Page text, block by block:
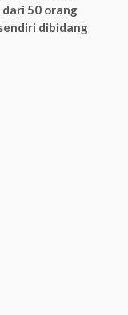
50 orang
dibidang